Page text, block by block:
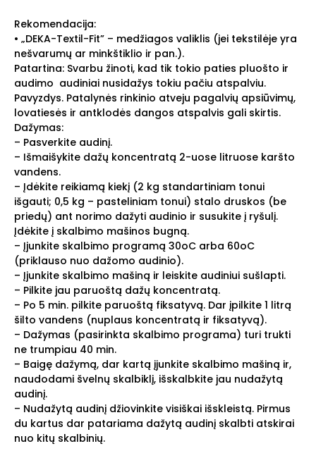
Rekomendacija:
• „DEKA-Textil-Fit” – medžiagos valiklis (jei tekstilėje yra
nešvarumų ar minkštiklio ir pan.).
Patartina: Svarbu žinoti, kad tik tokio paties pluošto ir
audimo audiniai nusidažys tokiu pačiu atspalviu.
Pavyzdys. Patalynės rinkinio atveju pagalvių apsiūvimų,
lovatiesės ir antklodės dangos atspalvis gali skirtis.
Dažymas:
– Pasverkite audinį.
– Išmaišykite dažų koncentratą 2-uose litruose karšto
vandens.
– Įdėkite reikiamą kiekį (2 kg standartiniam tonui
išgauti; 0,5 kg – pasteliniam tonui) stalo druskos (be
priedų) ant norimo dažyti audinio ir susukite į ryšulį.
Įdėkite į skalbimo mašinos bugną.
– Įjunkite skalbimo programą 30oC arba 60oC
(priklauso nuo dažomo audinio).
– Įjunkite skalbimo mašiną ir leiskite audiniui sušlapti.
– Pilkite jau paruoštą dažų koncentratą.
– Po 5 min. pilkite paruoštą fiksatyvą. Dar įpilkite 1 litrą
šilto vandens (nuplaus koncentratą ir fiksatyvą).
– Dažymas (pasirinkta skalbimo programa) turi trukti
ne trumpiau 40 min.
– Baigę dažymą, dar kartą įjunkite skalbimo mašiną ir,
naudodami švelnų skalbiklį, išskalbkite jau nudažytą
audinį.
– Nudažytą audinį džiovinkite visiškai išskleistą. Pirmus
du kartus dar patariama dažytą audinį skalbti atskirai
nuo kitų skalbinių.